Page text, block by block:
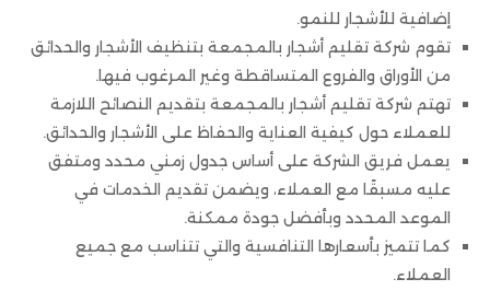
إضافية للأشجار للنمو.
تقوم شركة تقليم أشجار بالمجمعة بتنظيف الأشجار والحدائق
من الأوراق والفروع المتساقطة وغير المرغوب فيها.
تهتم شركة تقليم أشجار بالمجمعة بتقديم النصائح اللازمة
للعملاء حول كيفية العناية والحفاظ على الأشجار والحدائق.
يعمل فريق الشركة على أساس جدول زمني محدد ومتفق
عليه مسبقًا مع العملاء، ويضمن تقديم الخدمات في
الموعد المحدد وبأفضل جودة ممكنة.
كما تتميز بأسعارها التنافسية والتي تتناسب مع جميع
العملاء.